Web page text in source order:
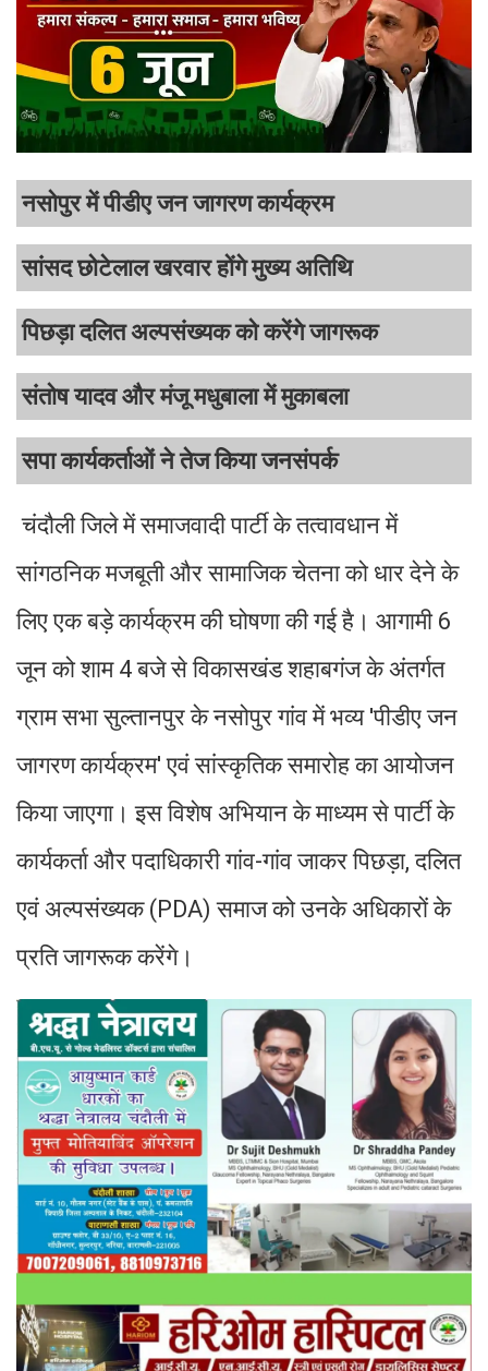
नसोपुर में पीडीए जन जागरण कार्यक्रम
सांसद छोटेलाल खरवार होंगे मुख्य अतिथि
पिछड़ा दलित अल्पसंख्यक को करेंगे जागरूक
संतोष यादव और मंजू मधुबाला में मुकाबला
सपा कार्यकर्ताओं ने तेज किया जनसंपर्क
चंदौली जिले में समाजवादी पार्टी के तत्वावधान में
सांगठनिक मजबूती और सामाजिक चेतना को धार देने के
लिए एक बड़े कार्यक्रम की घोषणा की गई है। आगामी 6
जून को शाम 4 बजे से विकासखंड शहाबगंज के अंतर्गत
ग्राम सभा सुल्तानपुर के नसोपुर गांव में भव्य 'पीडीए जन
जागरण कार्यक्रम' एवं सांस्कृतिक समारोह का आयोजन
किया जाएगा। इस विशेष अभियान के माध्यम से पार्टी के
कार्यकर्ता और पदाधिकारी गांव-गांव जाकर पिछड़ा, दलित
एवं अल्पसंख्यक (PDA) समाज को उनके अधिकारों के
प्रति जागरूक करेंगे।